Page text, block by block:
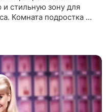
стильную зону для
Комната подростка —